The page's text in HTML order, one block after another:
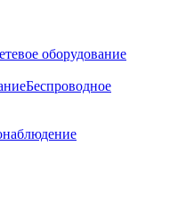
оборудование
Беспроводное